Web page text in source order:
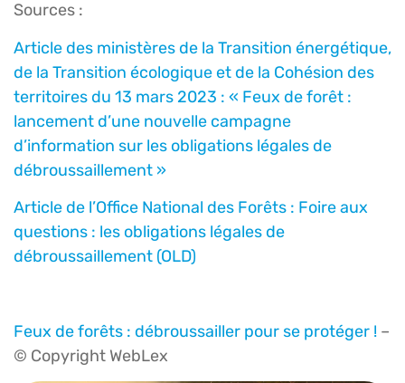
Sources :
Article des ministères de la Transition énergétique,
de la Transition écologique et de la Cohésion des
territoires du 13 mars 2023 : « Feux de forêt :
lancement d’une nouvelle campagne
d’information sur les obligations légales de
débroussaillement »
Article de l’Office National des Forêts : Foire aux
questions : les obligations légales de
débroussaillement (OLD)
Feux de forêts : débroussailler pour se protéger ! –
© Copyright WebLex